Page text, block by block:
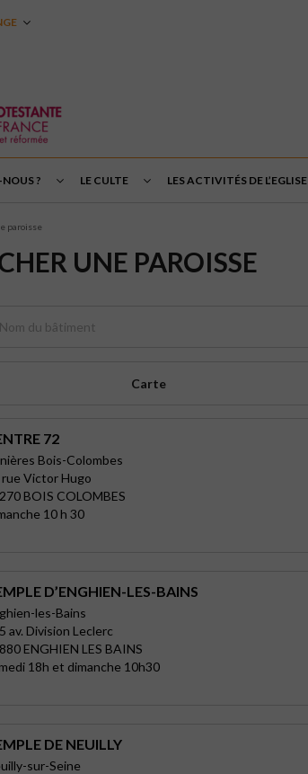
? LE CULTE LES ACTIVITÉS DE L’EGLISE
paroisse
UNE PAROISSE
Carte
72
Bois-Colombes
rue Victor Hugo
BOIS COLOMBES
10 h 30
D’ENGHIEN-LES-BAINS
les-Bains
av. Division Leclerc
ENGHIEN LES BAINS
18h et dimanche 10h30
DE NEUILLY
sur-Seine